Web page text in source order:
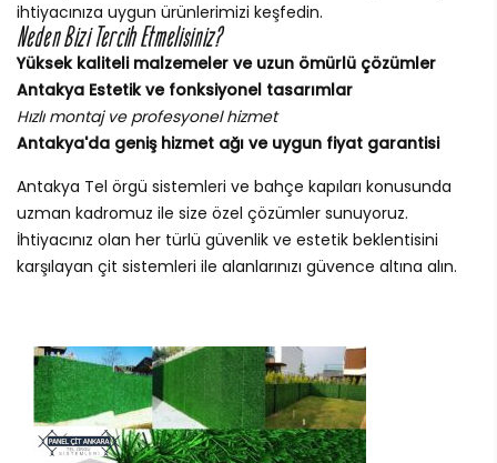
ihtiyacınıza uygun ürünlerimizi keşfedin.
Neden Bizi Tercih Etmelisiniz?
Yüksek kaliteli malzemeler ve uzun ömürlü çözümler
Antakya Estetik ve fonksiyonel tasarımlar
Hızlı montaj ve profesyonel hizmet
Antakya'da geniş hizmet ağı ve uygun fiyat garantisi
Antakya Tel örgü sistemleri ve bahçe kapıları konusunda
uzman kadromuz ile size özel çözümler sunuyoruz.
İhtiyacınız olan her türlü güvenlik ve estetik beklentisini
karşılayan çit sistemleri ile alanlarınızı güvence altına alın.